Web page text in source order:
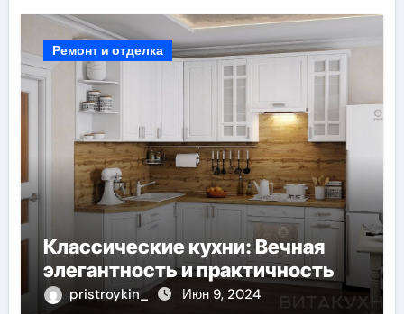
Ремонт и отделка
Классические кухни: Вечная
элегантность и практичность
pristroykin_ Июн 9, 2024